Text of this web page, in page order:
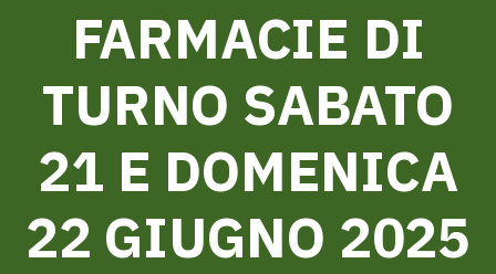
FARMACIE DI
TURNO SABATO
21 E DOMENICA
22 GIUGNO 2025